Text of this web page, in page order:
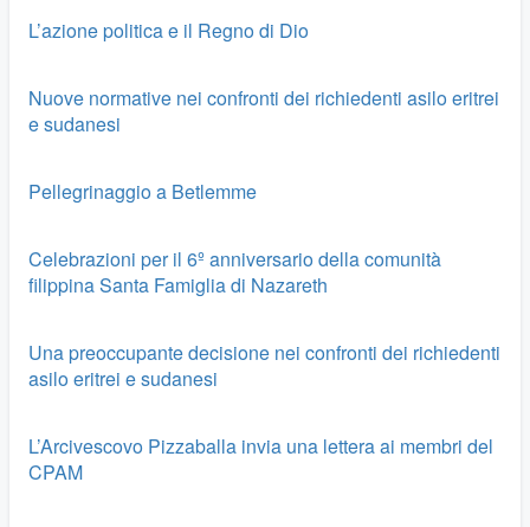
L’azione politica e il Regno di Dio
Nuove normative nei confronti dei richiedenti asilo eritrei
e sudanesi
Pellegrinaggio a Betlemme
Celebrazioni per il 6º anniversario della comunità
filippina Santa Famiglia di Nazareth
Una preoccupante decisione nei confronti dei richiedenti
asilo eritrei e sudanesi
L’Arcivescovo Pizzaballa invia una lettera ai membri del
CPAM